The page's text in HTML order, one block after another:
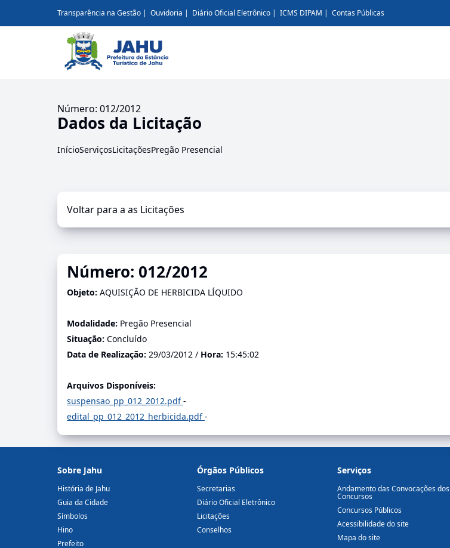
Transparência na Gestão Ouvidoria Diário Oficial Eletrônico ICMS DIPAM Contas Públicas
Número: 012/2012
Dados da Licitação
InícioServiçosLicitaçõesPregão Presencial
Voltar para a as Licitações
Número: 012/2012
Objeto: AQUISIÇÃO DE HERBICIDA LÍQUIDO
Modalidade: Pregão Presencial
Situação: Concluído
Data de Realização: 29/03/2012 / Hora: 15:45:02
Arquivos Disponíveis:
suspensao_pp_012_2012.pdf-
edital_pp_012_2012_herbicida.pdf-
Sobre Jahu
História de Jahu
Guia da Cidade
Símbolos
Hino
Prefeito
Órgãos Públicos
Secretarias
Diário Oficial Eletrônico
Licitações
Conselhos
Serviços
Andamento das Convocações dos
Concursos
Concursos Públicos
Acessibilidade do site
Mapa do site